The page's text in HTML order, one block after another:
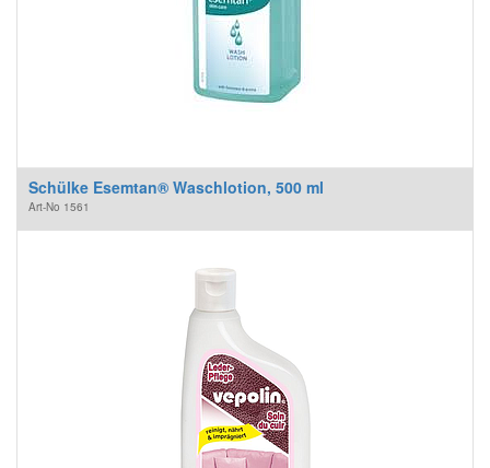
Schülke Esemtan® Waschlotion, 500 ml
Art-No 1561